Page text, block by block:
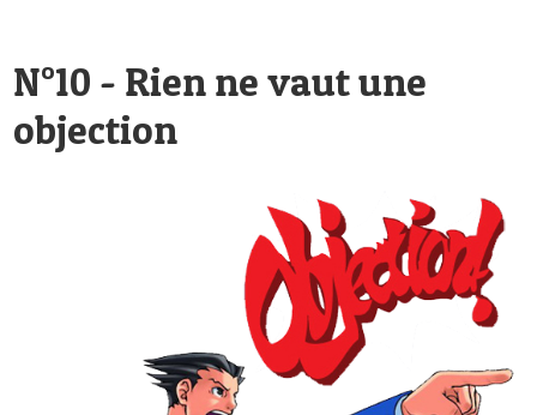
N°10 - Rien ne vaut une
objection